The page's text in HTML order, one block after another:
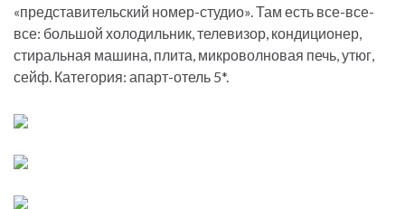
«представительский номер-студио». Там есть все-все-
все: большой холодильник, телевизор, кондиционер,
стиральная машина, плита, микроволновая печь, утюг,
сейф. Категория: апарт-отель 5*.